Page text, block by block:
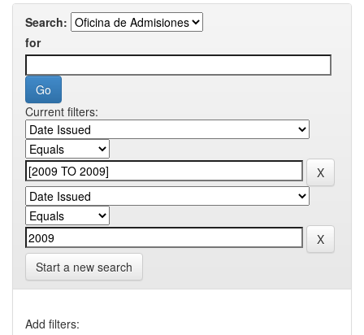
Search:
for
Current filters:
Start a new search
Add filters: